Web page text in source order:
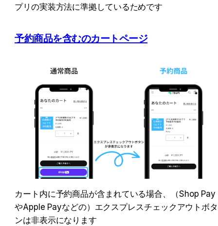
プリの実装方法に準拠しているためです
予約商品を含むのカートページ
カート内に予約商品が含まれている場合、（Shop Pay
やApple Payなどの）エクスプレスチェックアウトボタ
ンは非表示になります